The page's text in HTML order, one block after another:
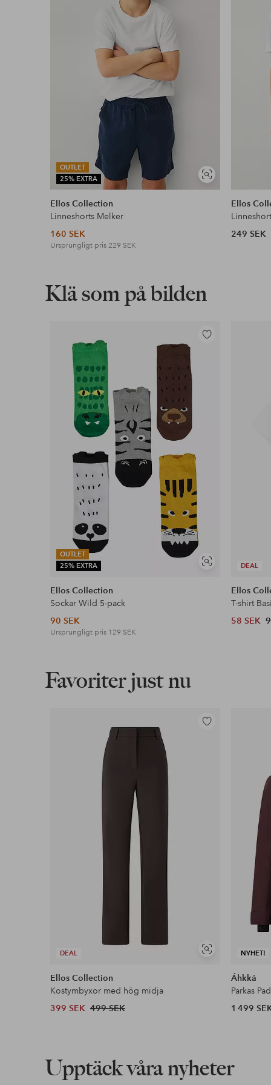
Faktura & Delbetalning
Våra mest fördelaktiga betalsätt
OUTLET
25% EXTRA
Visa
liknande
Ellos Collection
Linneshorts Melker
160 SEK
Ursprungligt pris229 SEK
Ellos
249 SEK
Klä som på bilden
OUTLET
25% EXTRA
Visa
Lägg
Ellos Collection
Sockar Wild 5-pack
90 SEK
Ursprungligt pris 129 SEK
DEAL
Ellos
T-shirt
58 SEK
Favoriter just nu
DEAL
Visa
Lägg
Ellos Collection
Kostymbyxor med hög midja
399 SEK 499 SEK
NYHET!
Áhkká
Parkas
1 499
Upptäck våra nyheter